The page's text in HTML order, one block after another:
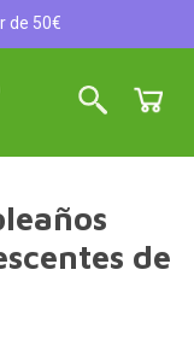
de 50€
de